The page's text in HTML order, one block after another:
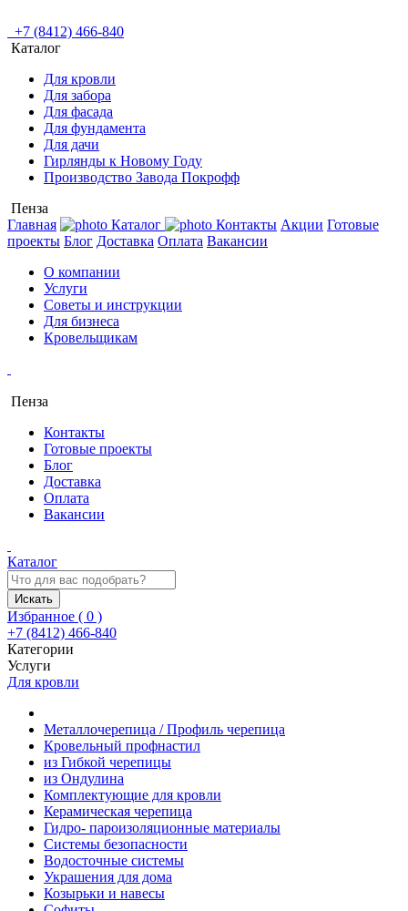
+7 (8412) 466-840
Каталог
Для кровли
Для забора
Для фасада
Для фундамента
Для дачи
Гирлянды к Новому Году
Производство Завода Покрофф
Пенза
Главная
Каталог Контакты Акции Готовые
проекты Блог Доставка Оплата Вакансии
О компании
Услуги
Советы и инструкции
Для бизнеса
Кровельщикам
Пенза
Контакты
Готовые проекты
Блог
Доставка
Оплата
Вакансии
Каталог
Искать
Избранное ( 0 )
+7 (8412) 466-840
Категории
Услуги
Для кровли
Металлочерепица / Профиль черепица
Кровельный профнастил
из Гибкой черепицы
из Ондулина
Комплектующие для кровли
Керамическая черепица
Гидро- пароизоляционные материалы
Системы безопасности
Водосточные системы
Украшения для дома
Козырьки и навесы